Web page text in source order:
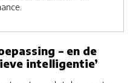
– en de
intelligentie’